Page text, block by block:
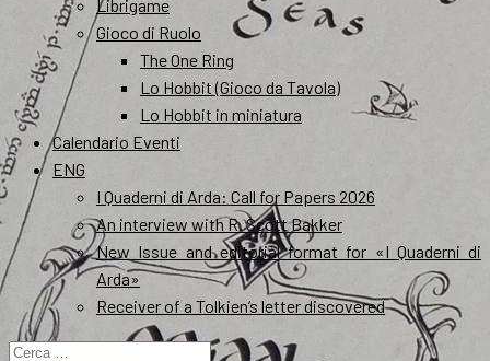
Librigame
Gioco di Ruolo
The One Ring
Lo Hobbit (Gioco da Tavola)
Lo Hobbit in miniatura
Calendario Eventi
ENG
I Quaderni di Arda: Call for Papers 2026
An interview with R. Scott Bakker
New Issue and editorial format for «I Quaderni di
Arda»
Receiver of a Tolkien’s letter discovered
Ricerca